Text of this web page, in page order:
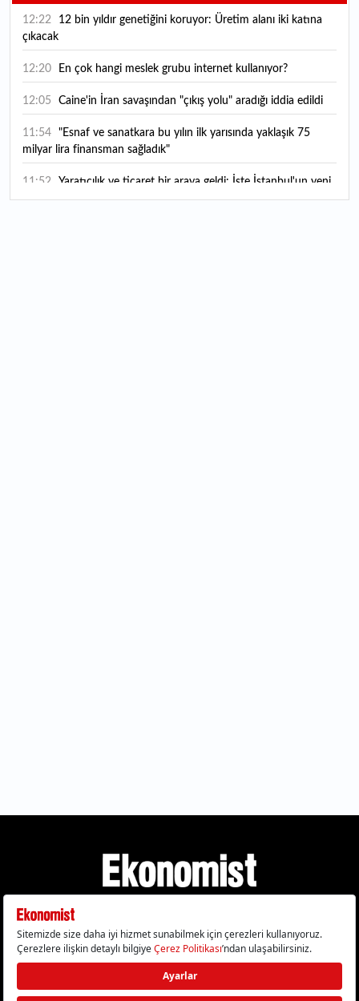
12:22
çıkacak
12:20 En çok hangi meslek grubu internet kullanıyor?
12:05 Caine'in İran savaşından "çıkış yolu" aradığı iddia edildi
11:54
milyar lira finansman sağladık"
11:52
girişimcilik alanı
Gizlilik Politikası Çerez Politikası Çerezleri Sıfırla
KVKK Metni Künye İletişim